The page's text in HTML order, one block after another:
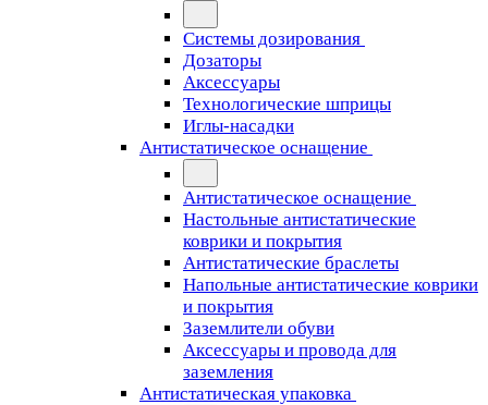
Системы дозирования
Дозаторы
Аксессуары
Технологические шприцы
Иглы-насадки
Антистатическое оснащение
Антистатическое оснащение
Настольные антистатические
коврики и покрытия
Антистатические браслеты
Напольные антистатические коврики
и покрытия
Заземлители обуви
Аксессуары и провода для
заземления
Антистатическая упаковка